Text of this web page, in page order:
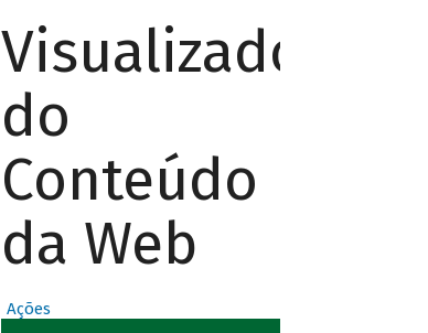
Visualizador
do
Conteúdo
da Web
Ações